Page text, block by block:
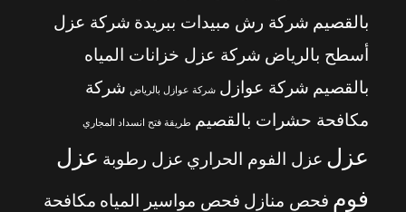
بالقصيم شركة رش مبيدات ببريدة شركة عزل
أسطح بالرياض شركة عزل خزانات المياه
بالقصيم شركة عوازل شركة عوازل بالرياض شركة
مكافحة حشرات بالقصيم
طريقة فتح انسداد المجاري
عزل عزل الفوم الحراري عزل رطوبة عزل
فوم فحص منازل فحص مواسير المياه مكافحة